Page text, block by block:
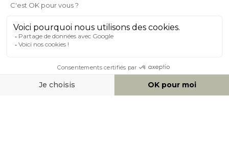
À PROPOS DE MILIBOO
AIDE & CONTACT